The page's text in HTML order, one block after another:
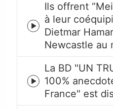
Episode
play
icon
Ils offrent
à leur
Dietmar
Newcastle au
Episode
play
icon
La BD "UN
100%
France" est